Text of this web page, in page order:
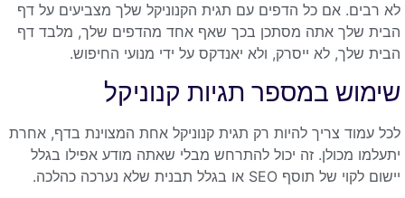
לא רבים. אם כל הדפים עם תגית הקנוניקל שלך מצביעים על דף
הבית שלך אתה מסתכן בכך שאף אחד מהדפים שלך, מלבד דף
הבית שלך, לא ייסרק, ולא יאנדקס על ידי מנועי החיפוש.
שימוש במספר תגיות קנוניקל
לכל עמוד צריך להיות רק תגית קנוניקל אחת המצוינת בדף, אחרת
יתעלמו מכולן. זה יכול להתרחש מבלי שאתה מודע אפילו בגלל
יישום לקוי של תוסף SEO או בגלל תבנית שלא נערכה כהלכה.